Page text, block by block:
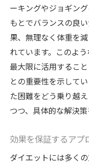
ーキングやジョギン
もとでバランスの良
果、無理なく体重を
れています。このよ
最大限に活用するこ
との重要性を示して
た困難をどう乗り越
つつ、具体的な解決策
効果を保証するアプ
ダイエットには多く